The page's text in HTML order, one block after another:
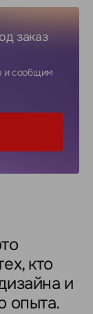
заказ
и сообщим
кто
и
опыта.